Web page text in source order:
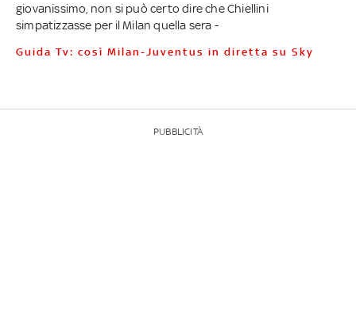
giovanissimo, non si può certo dire che Chiellini
simpatizzasse per il Milan quella sera -
Guida Tv: così Milan-Juventus in diretta su Sky
PUBBLICITÀ